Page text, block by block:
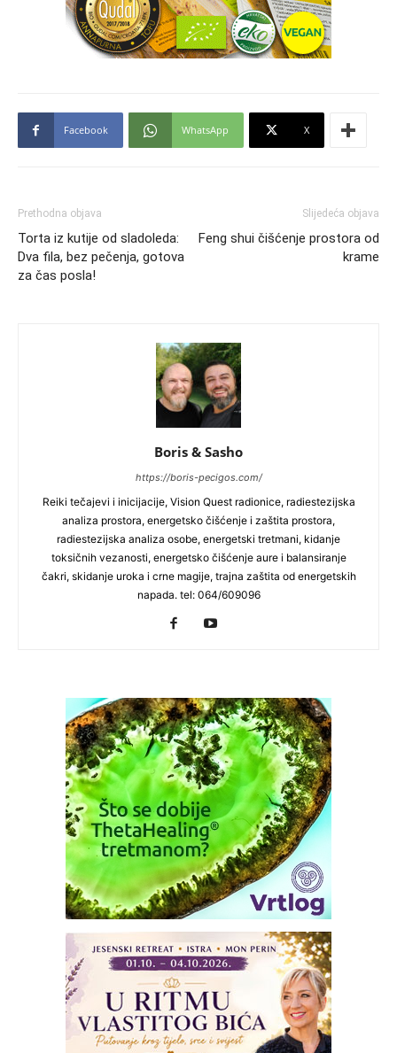
Facebook WhatsApp X
Prethodna objava
Torta iz kutije od sladoleda:
Dva fila, bez pečenja, gotova
za čas posla!
Slijedeća objava
Feng shui čišćenje prostora od
krame
Boris & Sasho
https://boris-pecigos.com/
Reiki tečajevi i inicijacije, Vision Quest radionice, radiestezijska
analiza prostora, energetsko čišćenje i zaštita prostora,
radiestezijska analiza osobe, energetski tretmani, kidanje
toksičnih vezanosti, energetsko čišćenje aure i balansiranje
čakri, skidanje uroka i crne magije, trajna zaštita od energetskih
napada. tel: 064/609096